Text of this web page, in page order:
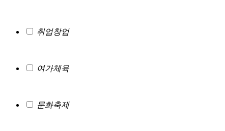
취업창업
여가체육
문화축제